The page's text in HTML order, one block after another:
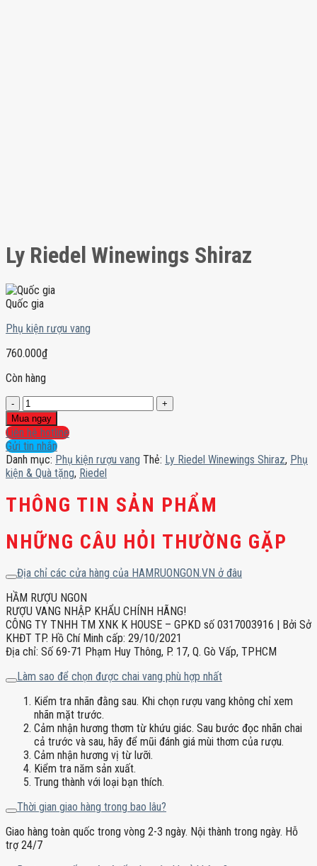
Ly Riedel Winewings Shiraz
Quốc gia
Phụ kiện rượu vang
760.000₫
Còn hàng
Ly
Riedel
Winewings
Shiraz
số
lượng
Mua ngay
Liên hệ hotline
Gửi tin nhắn
Danh mục: Phụ kiện rượu vang Thẻ: Ly Riedel Winewings Shiraz, Phụ
kiện & Quà tặng, Riedel
THÔNG TIN SẢN PHẨM
NHỮNG CÂU HỎI THƯỜNG GẶP
Địa chỉ các cửa hàng của HAMRUONGON.VN ở đâu
HẦM RƯỢU NGON
RƯỢU VANG NHẬP KHẨU CHÍNH HÃNG!
CÔNG TY TNHH TM XNK K HOUSE – GPKD số 0317003916 | Bởi Sở
KHĐT TP. Hồ Chí Minh cấp: 29/10/2021
Địa chỉ: Số 69-71 Phạm Huy Thông, P. 17, Q. Gò Vấp, TPHCM
Làm sao để chọn được chai vang phù hợp nhất
Kiểm tra nhãn đằng sau. Khi chọn rượu vang không chỉ xem
nhãn mặt trước.
Cảm nhận hương thơm từ khứu giác. Sau bước đọc nhãn chai
cả trước và sau, hãy để mũi đánh giá mùi thơm của rượu.
Cảm nhận hương vị từ lưỡi.
Kiểm tra năm sản xuất.
Trung thành với loại bạn thích.
Thời gian giao hàng trong bao lâu?
Giao hàng toàn quốc trong vòng 2-3 ngày. Nội thành trong ngày. Hỗ
trợ 24/7